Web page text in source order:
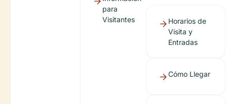
para
Visitantes
Horarios de
Visita y
Entradas
Cómo Llegar